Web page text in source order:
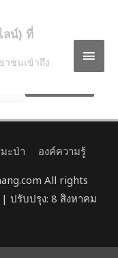
ลน์) ที่
าชนเข้าถึง
view it please enter
ะป่า องค์ความรู้
All rights
ปรับปรุง: 8 สิงหาคม